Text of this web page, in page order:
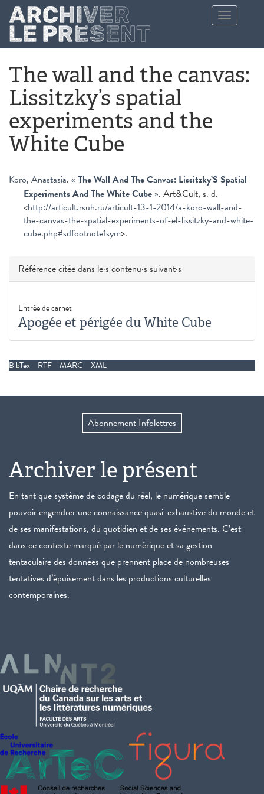
Aller au contenu principal
Toggle
navigation
The wall and the canvas:
Lissitzky’s spatial
experiments and the
White Cube
Koro, Anastasia. « The Wall And The Canvas: Lissitzky’S Spatial
Experiments And The White Cube ». Art&Cult, s. d.
<http://articult.rsuh.ru/articult-13-1-2014/a-koro-wall-and-
the-canvas-the-spatial-experiments-of-el-lissitzky-and-white-
cube.php#sdfootnote1sym>.
Masquer
Référence citée dans le·s contenu·s suivant·s
Entrée de carnet
Apogée et périgée du White Cube
BibTex RTF MARC XML
Abonnement Infolettres
Archiver le présent
En tant que système de codage du réel, le numérique semble
pouvoir engendrer une connaissance quasi-exhaustive du monde et
de ses manifestations, du quotidien et de ses événements. C’est
dans ce contexte marqué par le numérique et sa gestion
tentaculaire des données que prennent place de nombreuses
tentatives d’épuisement dans les productions culturelles
contemporaines.